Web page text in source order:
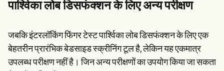
पार्श्विका लोब डिसफंक्शन के लिए अन्य परीक्षण
जबकि इंटरलॉकिंग फिंगर टेस्ट पार्श्विका लोब डिसफंक्शन के लिए एक
बेहतरीन प्रारंभिक बेडसाइड स्क्रीनिंग टूल है, लेकिन यह एकमात्र
उपलब्ध परीक्षण नहीं है। जिन अन्य परीक्षणों का उपयोग किया जा सकता